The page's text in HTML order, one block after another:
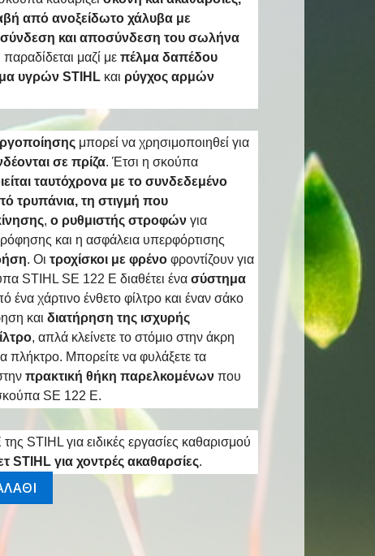
από ανοξείδωτο χάλυβα με
και αποσύνδεση του σωλήνα
μαζί με πέλμα δαπέδου
υγρών STIHL και ρύγχος αρμών
μπορεί να χρησιμοποιηθεί για
σε πρίζα. Έτσι η σκούπα
ταυτόχρονα με το συνδεδεμένο
τρυπάνια, τη στιγμή που
, ο ρυθμιστής στροφών για
και η ασφάλεια υπερφόρτισης
. Οι τροχίσκοι με φρένο φροντίζουν για
STIHL SE 122 E διαθέτει ένα σύστημα
ένα χάρτινο ένθετο φίλτρο και έναν σάκο
και διατήρηση της ισχυρής
, απλά κλείνετε το στόμιο στην άκρη
πλήκτρο. Μπορείτε να φυλάξετε τα
πρακτική θήκη παρελκομένων που
SE 122 E.
STIHL για ειδικές εργασίες καθαρισμού
STIHL για χοντρές ακαθαρσίες.